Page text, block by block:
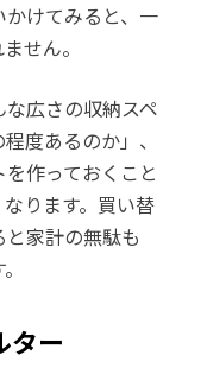
けてみると、一
せん。
な広さの収納スペ
度あるのか」、
作っておくこと
ります。買い替
家計の無駄も
ター